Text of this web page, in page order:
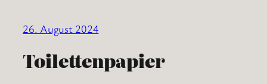
26. August 2024
Toilettenpapier